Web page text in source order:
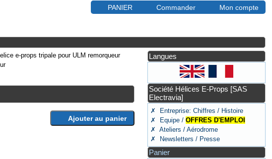
PANIER Commander Mon compte
Ajouter au panier
Langues
Société Hélices E-Props [SAS
Electravia]
✗ Entreprise: Chiffres / Histoire
✗ Equipe /OFFRES D'EMPLOI
✗ Ateliers / Aérodrome
✗ Newsletters / Presse
Panier